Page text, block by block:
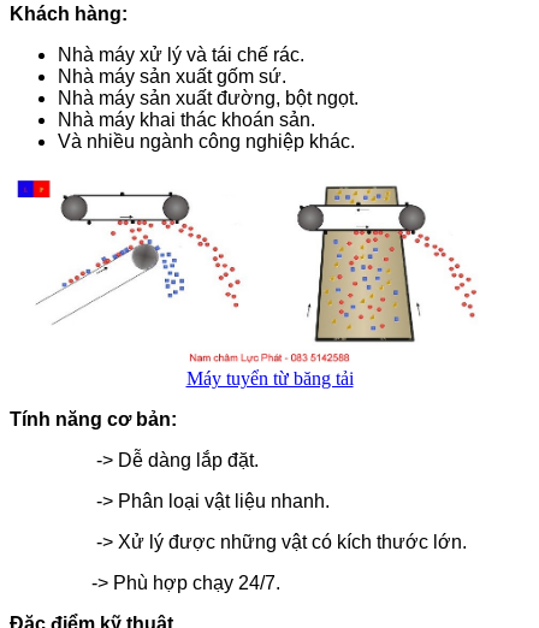
Khách hàng:
Nhà máy xử lý và tái chế rác.
Nhà máy sản xuất gốm sứ.
Nhà máy sản xuất đường, bột ngọt.
Nhà máy khai thác khoán sản.
Và nhiều ngành công nghiệp khác.
Máy tuyển từ băng tải
Tính năng cơ bản:
-> Dễ dàng lắp đặt.
-> Phân loại vật liệu nhanh.
-> Xử lý được những vật có kích thước lớn.
-> Phù hợp chạy 24/7.